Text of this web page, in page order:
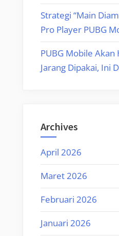
Strategi “Main
Pro Player PUBG
PUBG Mobile Akan
Jarang Dipakai, Ini
Archives
April 2026
Maret 2026
Februari 2026
Januari 2026